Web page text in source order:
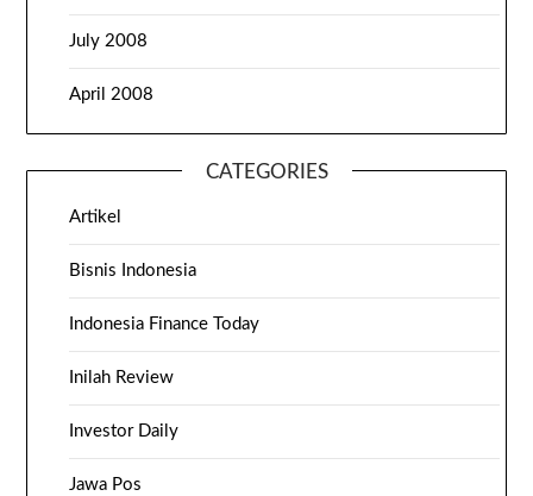
July 2008
April 2008
CATEGORIES
Artikel
Bisnis Indonesia
Indonesia Finance Today
Inilah Review
Investor Daily
Jawa Pos